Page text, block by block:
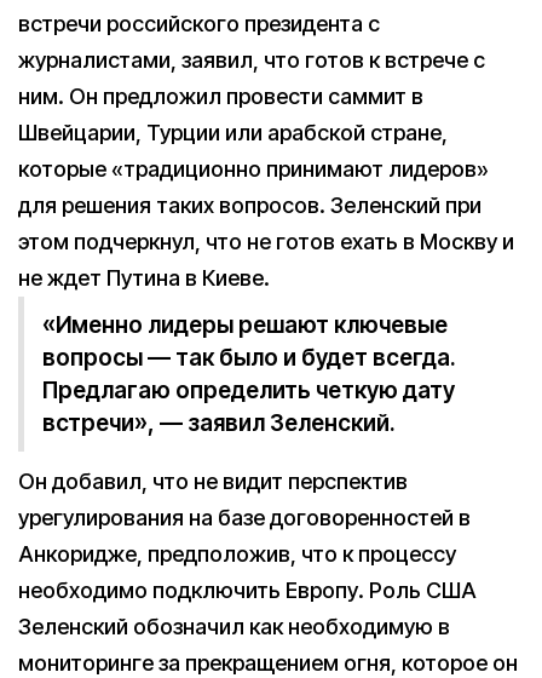
встречи российского президента с
журналистами, заявил, что готов к встрече с
ним. Он предложил провести саммит в
Швейцарии, Турции или арабской стране,
которые «традиционно принимают лидеров»
для решения таких вопросов. Зеленский при
этом подчеркнул, что не готов ехать в Москву и
не ждет Путина в Киеве.
«Именно лидеры решают ключевые
вопросы — так было и будет всегда.
Предлагаю определить четкую дату
встречи», — заявил Зеленский.
Он добавил, что не видит перспектив
урегулирования на базе договоренностей в
Анкоридже, предположив, что к процессу
необходимо подключить Европу. Роль США
Зеленский обозначил как необходимую в
мониторинге за прекращением огня, которое он